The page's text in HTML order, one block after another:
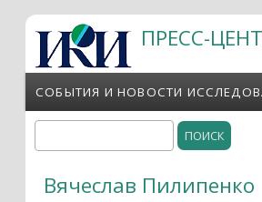
содержанию ПРЕСС-
СОБЫТИЯ И НОВОСТИ
Форма поиска
Вячеслав Пилипенко